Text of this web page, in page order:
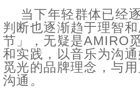
当下年轻群体已经
判断也逐渐趋于理智
节」，无疑是AMIRO
和实践，以音乐为沟
觅光的品牌理念，与
沟通。